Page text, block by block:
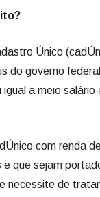
Único
do governo
igual a meio
com renda
e que sejam
necessite de